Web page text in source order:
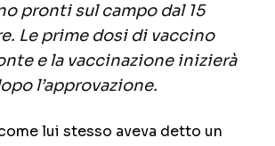
pronti sul campo dal 15
Le prime dosi di vaccino
e la vaccinazione inizierà
l’approvazione.
lui stesso aveva detto un